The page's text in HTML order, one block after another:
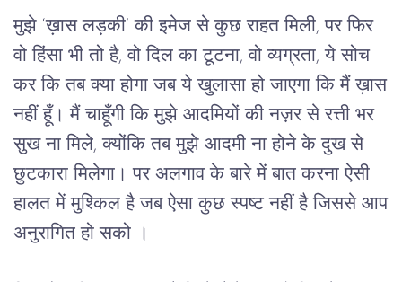
मुझे ‘ख़ास लड़की’ की इमेज से कुछ राहत मिली, पर फिर
वो हिंसा भी तो है, वो दिल का टूटना, वो व्यग्रता, ये सोच
कर कि तब क्या होगा जब ये खुलासा हो जाएगा कि मैं ख़ास
नहीं हूँ। मैं चाहूँगी कि मुझे आदमियों की नज़र से रत्ती भर
सुख ना मिले, क्योंकि तब मुझे आदमी ना होने के दुख से
छुटकारा मिलेगा। पर अलगाव के बारे में बात करना ऐसी
हालत में मुश्किल है जब ऐसा कुछ स्पष्ट नहीं है जिससे आप
अनुरागित हो सको ।